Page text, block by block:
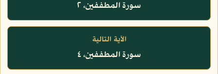
سورة المطففين، ٢
الآية التالية
سورة المطففين، ٤